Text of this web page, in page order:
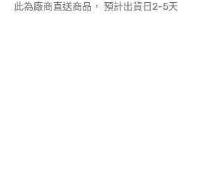
此為廠商直送商品， 預計出貨日2-5天